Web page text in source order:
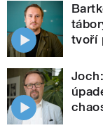
tvoří